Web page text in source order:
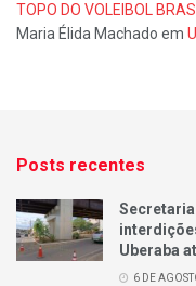
TOPO DO VOLEIBOL
Maria Élida Machado em
Posts recentes
Uberaba
6 DE